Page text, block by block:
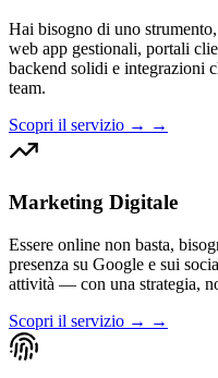
Hai bisogno di uno
web app gestionali, portali
backend solidi e integrazioni
team.
Scopri il servizio → →
Marketing Digitale
Essere online non basta,
presenza su Google e sui
attività — con una strategia,
Scopri il servizio → →